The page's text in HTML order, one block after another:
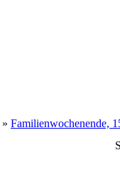
» Familienwochenende,